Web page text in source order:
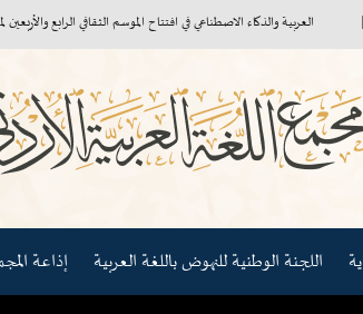
العربية والذكاء الاصطناعي في افتتاح الموسم الثقافي الرابع والأربعين لمجمع
اللجنة الوطنية للنهوض باللغة العربية إذاعة المجمع